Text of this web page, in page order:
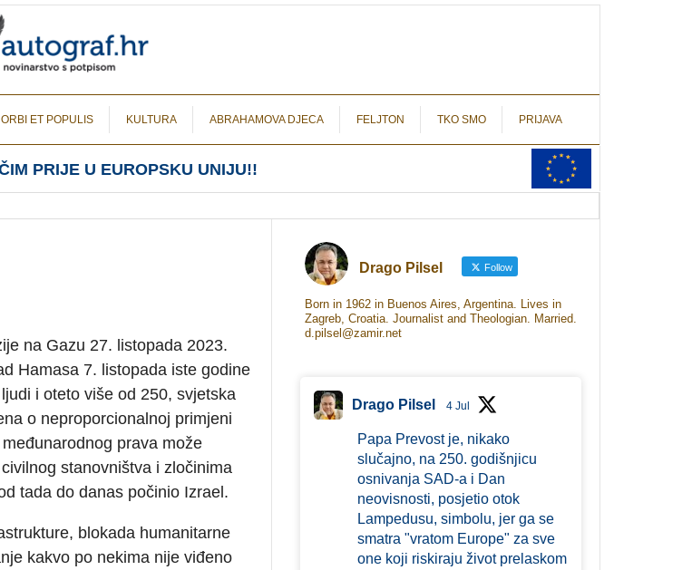
ORBI ET POPULIS KULTURA ABRAHAMOVA DJECA FELJTON TKO SMO PRIJAVA
PRIJE U EUROPSKU UNIJU!!
na Gazu 27. listopada 2023.
Hamasa 7. listopada iste godine
i oteto više od 250, svjetska
o neproporcionalnoj primjeni
prava može
stanovništva i zločinima
tada do danas počinio Izrael.
blokada humanitarne
kakvo po nekima nije viđeno
Drago Pilsel Follow
Born in 1962 in Buenos Aires, Argentina. Lives in
Zagreb, Croatia. Journalist and Theologian. Married.
d.pilsel@zamir.net
Drago Pilsel 4 Jul
Papa Prevost je, nikako
slučajno, na 250. godišnjicu
osnivanja SAD-a i Dan
neovisnosti, posjetio otok
Lampedusu, simbolu, jer ga se
smatra "vratom Europe" za sve
one koji riskiraju život prelaskom